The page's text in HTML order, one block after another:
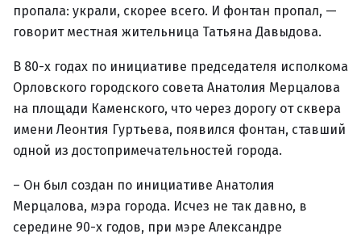
пропала: украли, скорее всего. И фонтан пропал, —
говорит местная жительница Татьяна Давыдова.
В 80-х годах по инициативе председателя исполкома
Орловского городского совета Анатолия Мерцалова
на площади Каменского, что через дорогу от сквера
имени Леонтия Гуртьева, появился фонтан, ставший
одной из достопримечательностей города.
– Он был создан по инициативе Анатолия
Мерцалова, мэра города. Исчез не так давно, в
середине 90-х годов, при мэре Александре